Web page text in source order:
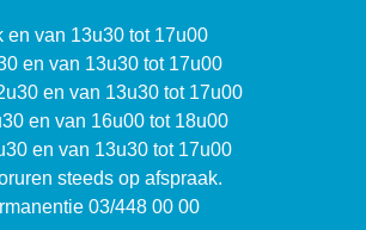
en van 13u30 tot 17u00
en van 13u30 tot 17u00
en van 13u30 tot 17u00
en van 16u00 tot 18u00
en van 13u30 tot 17u00
steeds op afspraak.
03/448 00 00